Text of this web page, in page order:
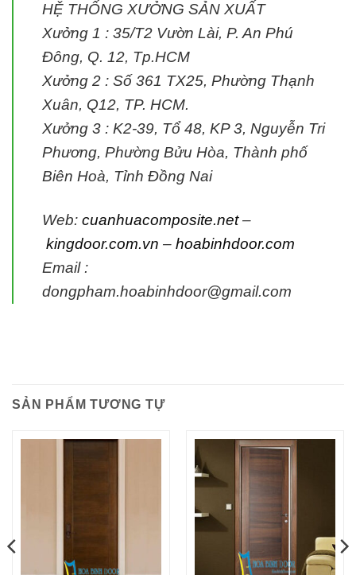
HỆ THỐNG XƯỞNG SẢN XUẤT
Xưởng 1 : 35/T2 Vườn Lài, P. An Phú
Đông, Q. 12, Tp.HCM
Xưởng 2 : Số 361 TX25, Phường Thạnh
Xuân, Q12, TP. HCM.
Xưởng 3 : K2-39, Tổ 48, KP 3, Nguyễn Tri
Phương, Phường Bửu Hòa, Thành phố
Biên Hoà, Tỉnh Đồng Nai
Web: cuanhuacomposite.net–
kingdoor.com.vn – hoabinhdoor.com
Email :
dongpham.hoabinhdoor@gmail.com
SẢN PHẨM TƯƠNG TỰ